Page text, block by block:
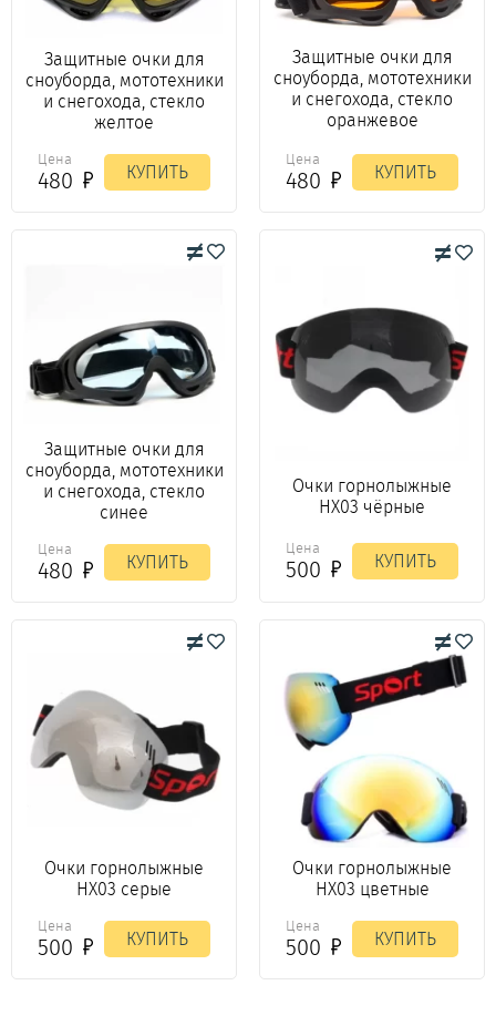
Защитные очки для
сноуборда, мототехники
и снегохода, стекло
желтое
Цена
480 КУПИТЬ
Защитные очки для
сноуборда, мототехники
и снегохода, стекло
оранжевое
Цена
480 КУПИТЬ
Защитные очки для
сноуборда, мототехники
и снегохода, стекло
синее
Цена
480 КУПИТЬ
Очки горнолыжные
HX03 чёрные
Цена
500 КУПИТЬ
Очки горнолыжные
HX03 серые
Цена
500 КУПИТЬ
Очки горнолыжные
HX03 цветные
Цена
500 КУПИТЬ